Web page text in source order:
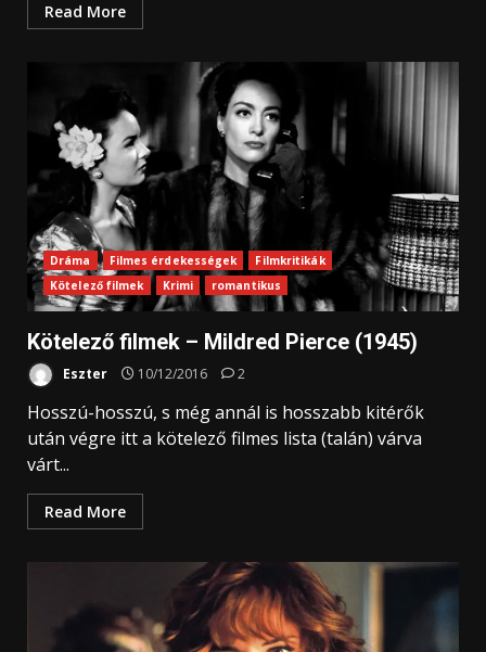
Read More
Dráma Filmes érdekességek
Filmkritikák
Kötelező filmek
Krimi romantikus
Kötelező filmek – Mildred Pierce (1945)
Eszter 10/12/2016 2
Hosszú-hosszú, s még annál is hosszabb kitérők
után végre itt a kötelező filmes lista (talán) várva
várt...
Read More